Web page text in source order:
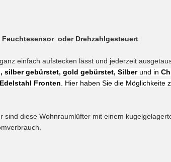
oder Drehzahlgesteuert
einfach aufstecken lässt und jederzeit
silber gebürstet, gold gebürstet, Silberund in
Edelstahl Fronten . Hier haben Sie die
sind diese Wohnraumlüfter mit einem